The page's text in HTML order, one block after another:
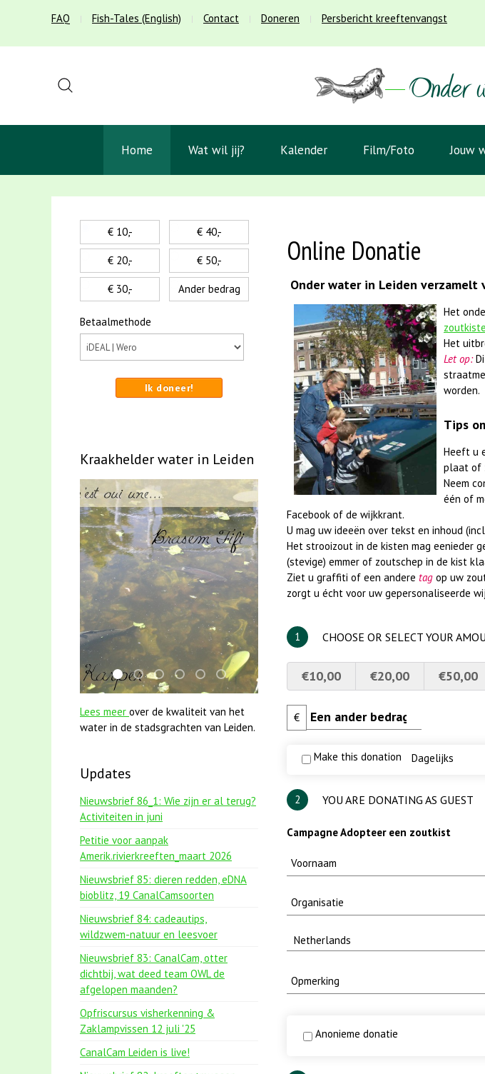
FAQ Fish-Tales (English) Contact Doneren Persbericht kreeftenvangst
Home Wat wil jij? Kalender Film/Foto Jouw
Online Donatie
Onder water in Leiden verzamelt
Het
Het
Let op:
worden.
Tips
Heeft u
plaat of
Neem
één of
Facebook of de wijkkrant.
U mag uw ideeën over tekst en inhoud
Het strooizout in de kisten mag eenieder
(stevige) emmer of zoutschep in de kist
Ziet u graffiti of een andere tag op uw
zorgt u écht voor uw gepersonaliseerde
1 CHOOSE OR SELECT YOUR
€10,00 €20,00 €50,00
€
Make this donation
2 YOU ARE DONATING AS GUEST
Campagne Adopteer een zoutkist
Anonieme donatie
€ 10,-
€ 20,-
€ 30,-
€ 40,-
€ 50,-
Ander bedrag
Betaalmethode
Ik doneer!
Kraakhelder water in Leiden
smoelenboek fifi en karper nieuwsbrief-
jun2021 28 brasem en rietvoorns 4a verscherpt
jun2021 zaklv 5 snoekje MOOI
mei2021 1 snoekje elly
karper met kattenklimtouw
mei2021 watervogelmethode fuut met baars
Lees meer over de kwaliteit van het
water in de stadsgrachten van Leiden.
Updates
Nieuwsbrief 86_1: Wie zijn er al terug?
Activiteiten in juni
Petitie voor aanpak
Amerik.rivierkreeften_maart 2026
Nieuwsbrief 85: dieren redden, eDNA
bioblitz, 19 CanalCamsoorten
Nieuwsbrief 84: cadeautips,
wildzwem-natuur en leesvoer
Nieuwsbrief 83: CanalCam, otter
dichtbij, wat deed team OWL de
afgelopen maanden?
Opfriscursus visherkenning &
Zaklampvissen 12 juli '25
CanalCam Leiden is live!